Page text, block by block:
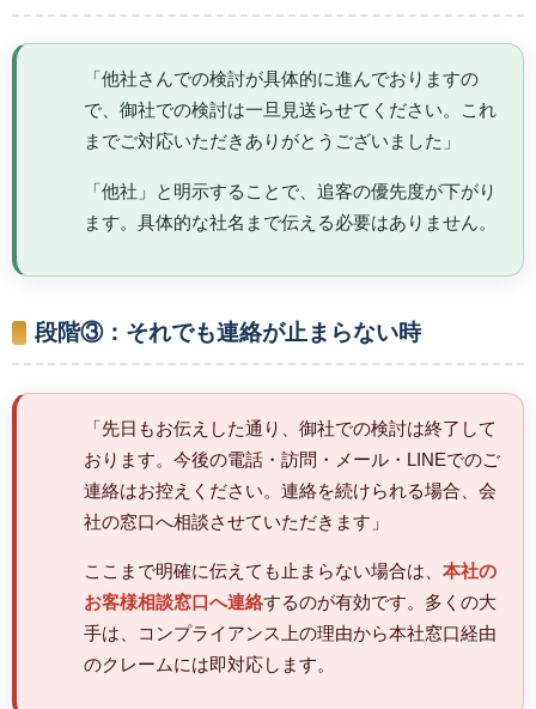
「他社さんでの検討が具体的に進んでおりますの
で、御社での検討は一旦見送らせてください。これ
までご対応いただきありがとうございました」
「他社」と明示することで、追客の優先度が下がり
ます。具体的な社名まで伝える必要はありません。
段階③：それでも連絡が止まらない時
「先日もお伝えした通り、御社での検討は終了して
おります。今後の電話・訪問・メール・LINEでのご
連絡はお控えください。連絡を続けられる場合、会
社の窓口へ相談させていただきます」
ここまで明確に伝えても止まらない場合は、 本社の
お客様相談窓口へ連絡するのが有効です。多くの大
手は、コンプライアンス上の理由から本社窓口経由
のクレームには即対応します。